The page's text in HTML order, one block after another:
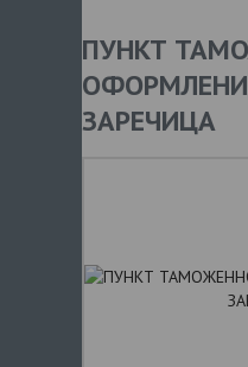
ПУНКТ
ЗАРЕЧИЦА